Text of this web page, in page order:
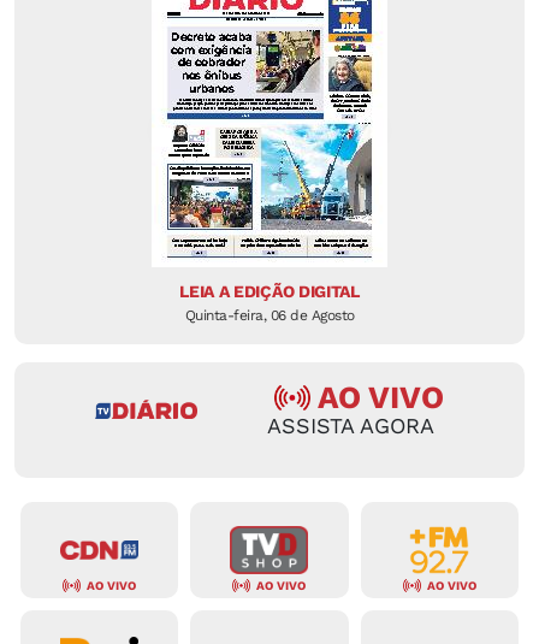
LEIA A EDIÇÃO DIGITAL
Quinta-feira, 06 de Agosto
AO VIVO
ASSISTA AGORA
AO VIVO AO VIVO AO VIVO